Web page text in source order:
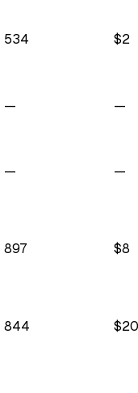
534 $2
— —
— —
897 $8
844 $20